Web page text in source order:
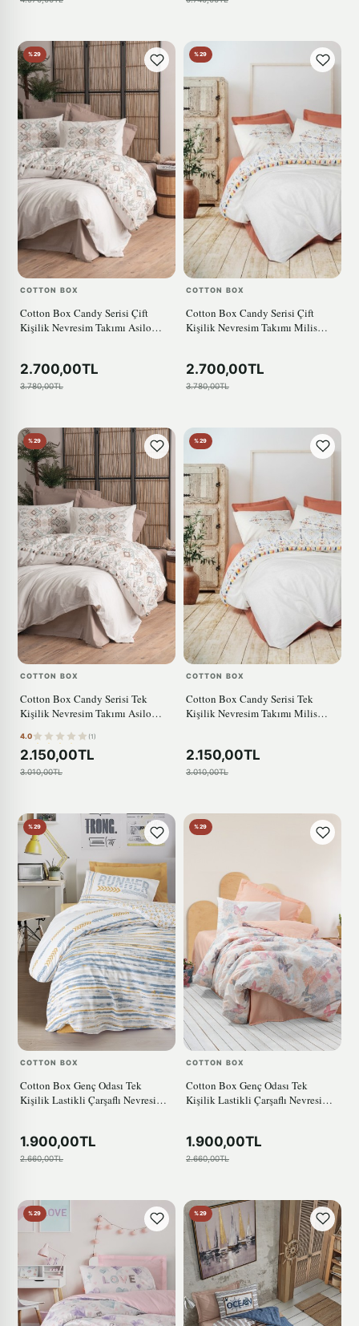
%29
COTTON BOX
Cotton Box Candy Serisi Çift
Kişilik Nevresim Takımı Asilo
2.700,00TL
3.780,00TL
%29
COTTON BOX
Cotton Box Candy Serisi Çift
Kişilik Nevresim Takımı Milis
2.700,00TL
3.780,00TL
%29
COTTON BOX
Cotton Box Candy Serisi Tek
Kişilik Nevresim Takımı Asilo
4.0 (1)
2.150,00TL
3.010,00TL
%29
COTTON BOX
Cotton Box Candy Serisi Tek
Kişilik Nevresim Takımı Milis
2.150,00TL
3.010,00TL
%29
COTTON BOX
Cotton Box Genç Odası Tek
Kişilik Lastikli Çarşaflı Nevresim
1.900,00TL
2.660,00TL
%29
COTTON BOX
Cotton Box Genç Odası Tek
Kişilik Lastikli Çarşaflı Nevresim
1.900,00TL
2.660,00TL
%29 %29